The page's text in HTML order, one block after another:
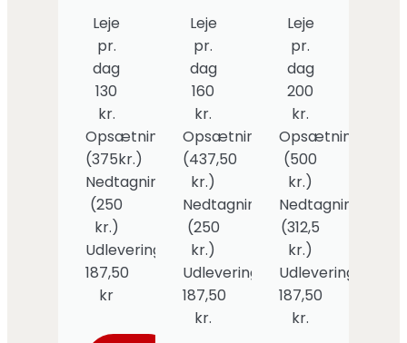
Leje
pr.
dag
130
kr.
Opsætning
(375kr.)
Nedtagning
(250
kr.)
Udlevering:
187,50
kr
Leje
pr.
dag
160
kr.
Opsætning
(437,50
kr.)
Nedtagning
(250
kr.)
Udlevering:
187,50
kr.
Leje
pr.
dag
200
kr.
Opsætning
(500
kr.)
Nedtagning
(312,5
kr.)
Udlevering
187,50
kr.